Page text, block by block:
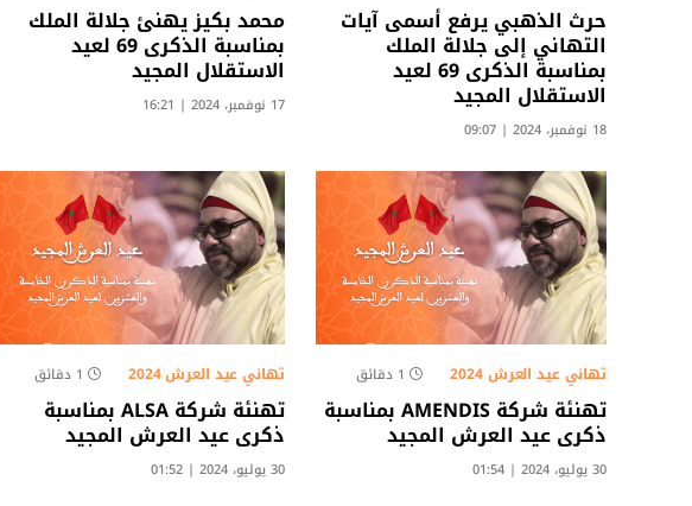
حرث الذهبي يرفع أسمى آيات
التهاني إلى جلالة الملك
بمناسبة الذكرى 69 لعيد
الاستقلال المجيد
18 نوفمبر، 2024 | 09:07
محمد بكيز يهنئ جلالة الملك
بمناسبة الذكرى 69 لعيد
الاستقلال المجيد
17 نوفمبر، 2024 | 16:21
تهاني عيد العرش 2024 1 دقائق
تهنئة شركة AMENDIS بمناسبة
ذكرى عيد العرش المجيد
30 يوليو، 2024 | 01:54
تهاني عيد العرش 2024 1 دقائق
تهنئة شركة ALSA بمناسبة
ذكرى عيد العرش المجيد
30 يوليو، 2024 | 01:52